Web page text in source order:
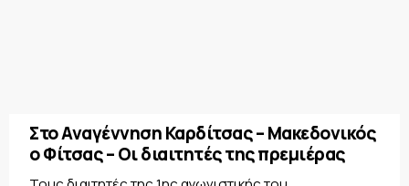
Στο Αναγέννηση Καρδίτσας – Μακεδονικός
ο Φίτσας – Οι διαιτητές της πρεμιέρας